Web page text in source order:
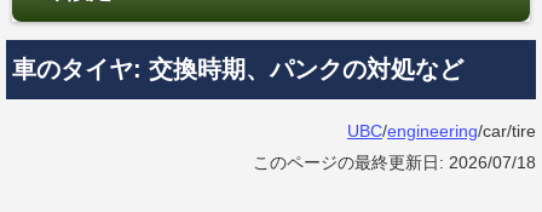
車のタイヤ: 交換時期、パンクの対処など
UBC/engineering/car/tire
このページの最終更新日: 2026/07/18